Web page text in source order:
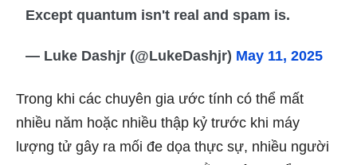
Except quantum isn't real and spam is.
— Luke Dashjr (@LukeDashjr) May 11, 2025
Trong khi các chuyên gia ước tính có thể mất
nhiều năm hoặc nhiều thập kỷ trước khi máy
lượng tử gây ra mối đe dọa thực sự, nhiều người